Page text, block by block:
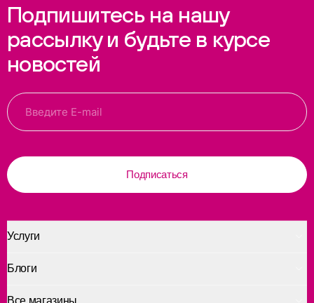
Подпишитесь на нашу
рассылку и будьте в курсе
новостей
Подписаться
Услуги
Блоги
Все магазины